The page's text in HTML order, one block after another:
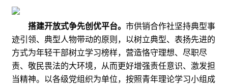
搭建开放式争先创优平台。 市供销合作社坚持典型事
迹引领、典型人物带动的原则，以树立典型、表扬先进的
方式为年轻干部树立学习榜样，营造恪守理想、尽职尽
责、敬民畏法的大环境，从而更好增强责任意识、激发担
当精神。以各级党组织为单位，按照青年理论学习小组成